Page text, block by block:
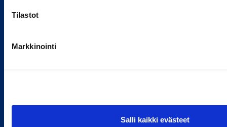
Tilastot
Markkinointi
Salli kaikki evästeet
Yhteystiedot